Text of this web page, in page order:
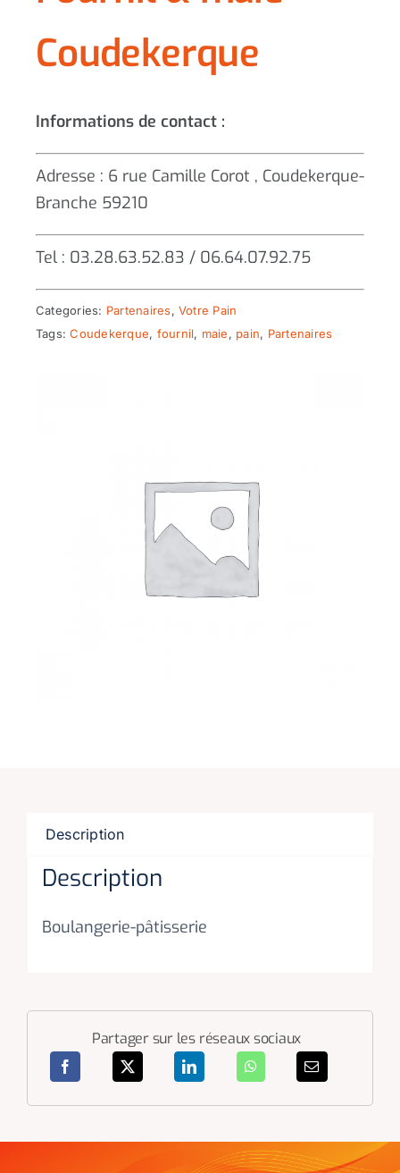
Coudekerque
Informations de contact :
Adresse : 6 rue Camille Corot , Coudekerque-
Branche 59210
Tel : 03.28.63.52.83 / 06.64.07.92.75
Categories: Partenaires, Votre Pain
Tags:Coudekerque, fournil, maie, pain, Partenaires
Description
Description
Boulangerie-pâtisserie
Partager sur les réseaux sociaux